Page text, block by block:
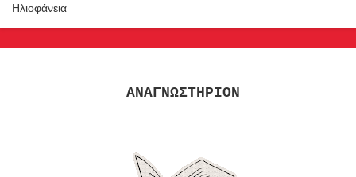
Ηλιοφάνεια
ΑΝΑΓΝΩΣΤΗΡΙΟΝ